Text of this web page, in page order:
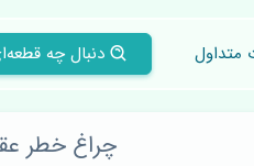
متداول دنبال چه
چراغ خطر